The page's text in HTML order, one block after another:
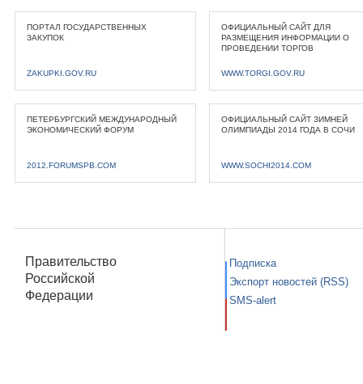
ПОРТАЛ ГОСУДАРСТВЕННЫХ
ЗАКУПОК
ZAKUPKI.GOV.RU
ОФИЦИАЛЬНЫЙ САЙТ ДЛЯ
РАЗМЕЩЕНИЯ ИНФОРМАЦИИ О
ПРОВЕДЕНИИ ТОРГОВ
WWW.TORGI.GOV.RU
ПЕТЕРБУРГСКИЙ МЕЖДУНАРОДНЫЙ
ЭКОНОМИЧЕСКИЙ ФОРУМ
2012.FORUMSPB.COM
ОФИЦИАЛЬНЫЙ САЙТ ЗИМНЕЙ
ОЛИМПИАДЫ 2014 ГОДА В СОЧИ
WWW.SOCHI2014.COM
Правительство
Российской
Федерации
Подписка
Экспорт новостей (RSS)
SMS-alert